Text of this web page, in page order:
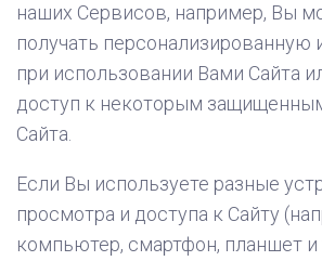
наших Сервисов, например, Вы
получать
при использовании Вами Сайта
доступ к некоторым
Сайта.
Если Вы используете разные
просмотра и доступа к Сайту
компьютер, смартфон, планшет и